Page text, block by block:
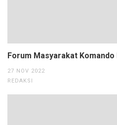
Forum Masyarakat Komando
27 NOV 2022
REDAKSI